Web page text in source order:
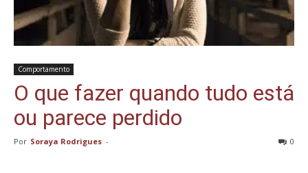
Comportamento
O que fazer quando tudo está
ou parece perdido
Por Soraya Rodrigues - 0